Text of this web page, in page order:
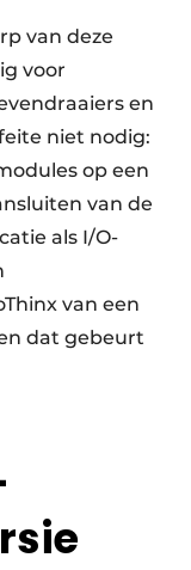
van deze
voor
en
niet nodig:
op een
van de
als I/O-
van een
dat gebeurt